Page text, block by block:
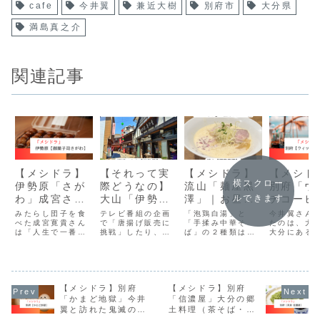
cafe 今井翼 兼近大樹 別府市 大分県
満島真之介
関連記事
【メシドラ】
伊勢原「さが
わ」成宮さん
が人生で一番
うまいと驚い
た団子屋
みたらし団子を食
べた成宮寛貴さん
は「人生で一番う
【それって実
際どうなの】
大山「伊勢
屋」｜ハンバ
ーガー売って
丸儲け？
テレビ番組の企画
で「唐揚げ販売に
挑戦」したり、期
品を開発するな
います。
【メシドラ】
流山「麺屋黒
澤」｜お昼限
定営業・数量
限定メニュー
に注意
「泡鶏白湯」と
「手揉み中華そ
ば」の２種類は、
います。
【メシ
別府「ウ
チコーヒ
絶景オー
ンビュ
今井翼さん
たのは、大
大分にある
横スクロー
ルできます
【メシドラ】別府
「かまど地獄」今井
翼と訪れた鬼滅の刃
【メシドラ】別府
「信濃屋」大分の郷
土料理（茶そば・だ